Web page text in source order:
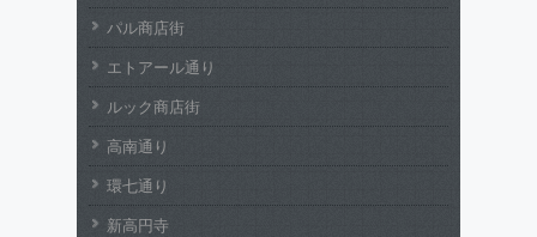
パル商店街
エトアール通り
ルック商店街
高南通り
環七通り
新高円寺